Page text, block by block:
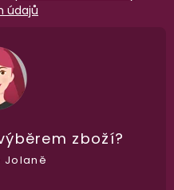
zakazníků
údajů
zboží?
Jolaně